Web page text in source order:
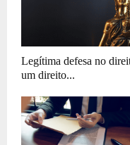
Legítima defesa no
um direito...